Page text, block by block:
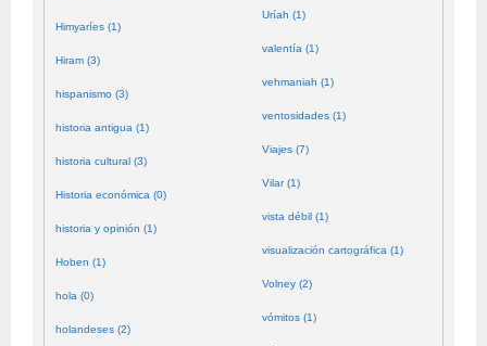
Himyaríes (1)
Hiram (3)
hispanismo (3)
historia antigua (1)
historia cultural (3)
Historia económica (0)
historia y opinión (1)
Hoben (1)
hola (0)
holandeses (2)
Uríah (1)
valentía (1)
vehmaniah (1)
ventosidades (1)
Viajes (7)
Vilar (1)
vista débil (1)
visualización cartográfica (1)
Volney (2)
vómitos (1)